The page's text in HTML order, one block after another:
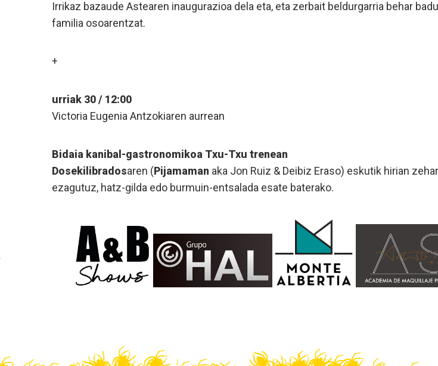
Irrikaz bazaude Astearen inaugurazioa dela eta, eta zerbait beldurgarria behar
familia osoarentzat.
+
urriak 30 / 12:00
Victoria Eugenia Antzokiaren aurrean
Bidaia kanibal-gastronomikoa Txu-Txu trenean
Dosekilibradosaren (Pijamaman aka Jon Ruiz & Deibiz Eraso) eskutik hirian
ezagutuz, hatz-gilda edo burmuin-entsalada esate baterako.